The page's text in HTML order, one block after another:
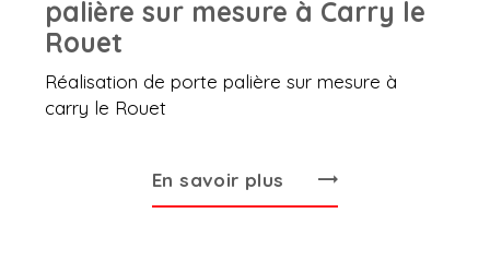
palière sur mesure à Carry le
Rouet
Réalisation de porte palière sur mesure à
carry le Rouet
En savoir plus